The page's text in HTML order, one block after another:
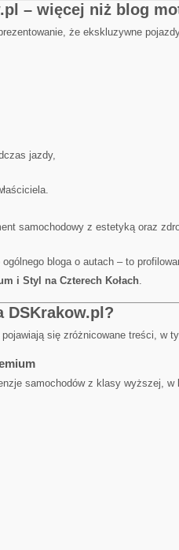
– więcej niż blog
że ekskluzywne
jazdy,
samochodowy z estetyką oraz
bloga o autach – to
i Styl na Czterech Kołach.
DSKrakow.pl?
pojawiają się zróżnicowane treści, w
samochodów z klasy wyższej,